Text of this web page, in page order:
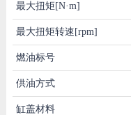
最大扭矩[N·m]
最大扭矩转速[rpm]
燃油标号
供油方式
缸盖材料